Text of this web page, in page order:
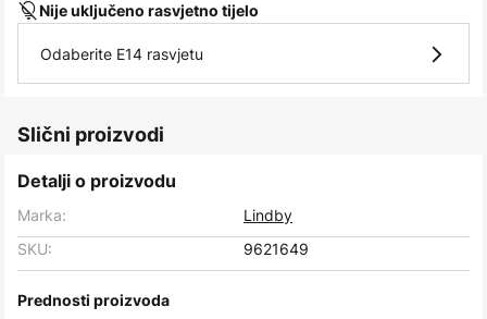
Nije uključeno rasvjetno tijelo
Odaberite E14 rasvjetu
Slični proizvodi
Detalji o proizvodu
Marka:
Lindby
SKU:
9621649
Prednosti proizvoda